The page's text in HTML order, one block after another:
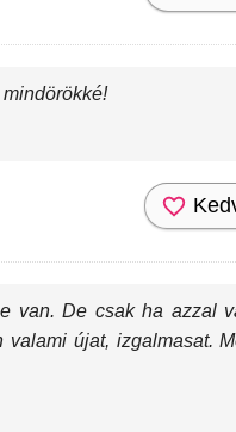
van. De csak ha azzal
újat, izgalmasat.